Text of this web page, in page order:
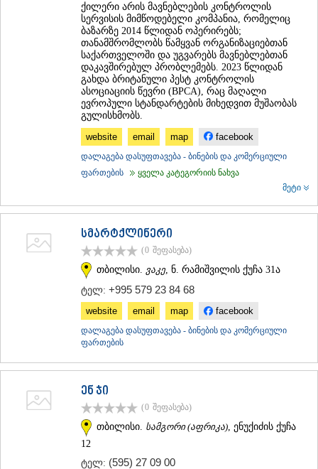
ᲠᲐᲭᲐ-ᲚᲔᲩᲮᲣᲛᲘ/ᲥᲕᲔᲛᲝ ᲡᲕᲐᲜᲔᲗᲘ
ᲐᲛᲑᲠᲝᲚᲐᲣᲠᲘ
ᲡᲐᲛᲔᲒᲠᲔᲚᲝ/ᲖᲔᲛᲝ ᲡᲕᲐᲜᲔᲗᲘ
ᲩᲮᲝᲠᲝᲬᲧᲣ
ᲮᲝᲑᲘ
ᲐᲜᲐᲙᲚᲘᲐ
ᲡᲐᲛᲪᲮᲔ–ᲯᲐᲕᲐᲮᲔᲗᲘ
ᲜᲘᲜᲝᲬᲛᲘᲜᲓᲐ
ᲑᲐᲙᲣᲠᲘᲐᲜᲘ
ᲕᲐᲚᲔ
ᲥᲕᲔᲛᲝ ᲥᲐᲠᲗᲚᲘ
ქილერი არის მავნებლების კონტროლის
სერვისის მიმწოდებელი კომპანია, რომელიც
ბაზარზე 2014 წლიდან ოპერირებს;
თანამშრომლობს წამყვან ორგანიზაციებთან
საქართველოში და უგვარებს მავნებლებთან
დაკავშირებულ პრობლემებს. 2023 წლიდან
გახდა ბრიტანული პესტ კონტროლის
ასოციაციის წევრი (BPCA), რაც მაღალი
ევროპული სტანდარტების მიხედვით მუშაობას
გულისხმობს.
website
email map facebook
დალაგება დასუფთავება - ბინების და კომერციული
ფართების
ყველა კატეგორიის ნახვა
მეტი
სმარტქლინერი
(0 შეფასება)
თბილისი. ვაკე , ნ. რამიშვილის ქუჩა 31ა
ტელ: +995 579 23 84 68
website email map facebook
დალაგება დასუფთავება - ბინების და კომერციული
ფართების
ენ ჯი
(0 შეფასება)
თბილისი. სამგორი (აფრიკა) , ენუქიძის ქუჩა
12
ტელ: (595) 27 09 00